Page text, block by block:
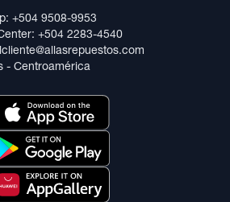
+504 9508-9953
+504 2283-4540
- Centroamérica